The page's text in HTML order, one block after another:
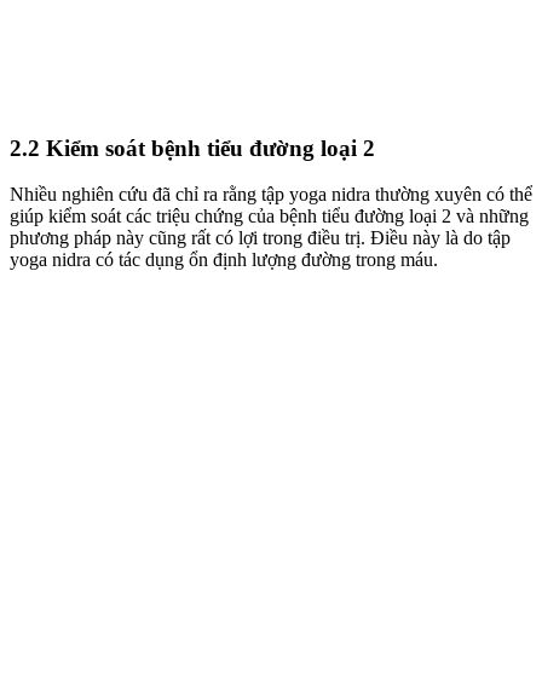
2.2 Kiểm soát bệnh tiểu đường loại 2
Nhiều nghiên cứu đã chỉ ra rằng tập yoga nidra thường xuyên có thể
giúp kiểm soát các triệu chứng của bệnh tiểu đường loại 2 và những
phương pháp này cũng rất có lợi trong điều trị. Điều này là do tập
yoga nidra có tác dụng ổn định lượng đường trong máu.